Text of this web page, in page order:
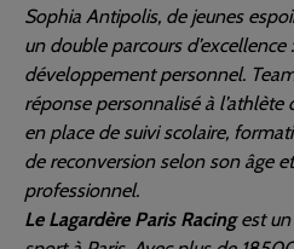
Sophia Antipolis, de jeunes
un double parcours
développement personnel.
réponse personnalisé à
en place de suivi scolaire,
de reconversion selon son âge
professionnel.
Le Lagardère Paris Racingest un